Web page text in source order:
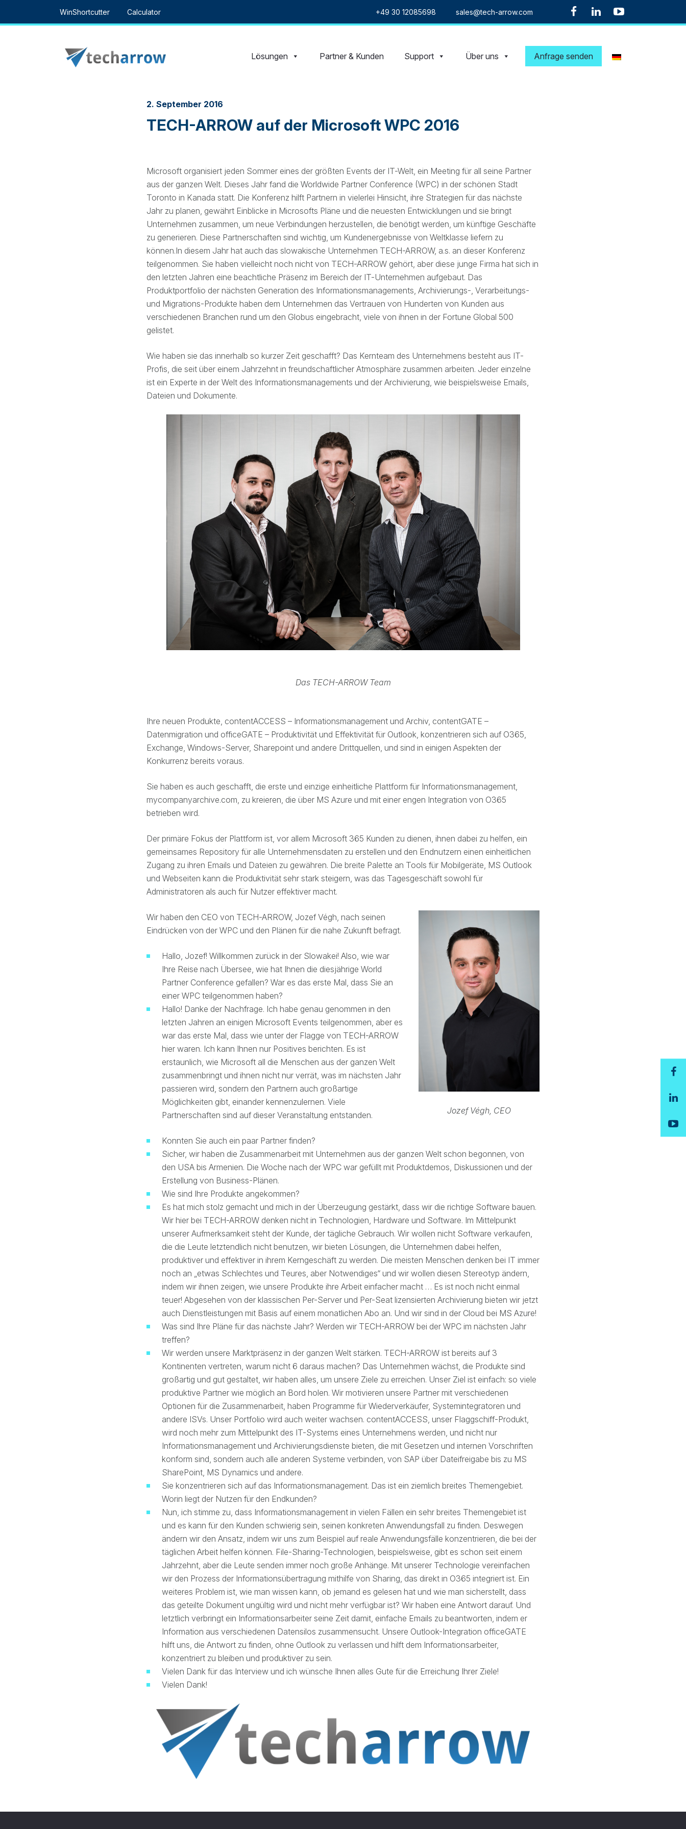
content
WinShortcutter Calculator +49 30 12085698 sales@tech-arrow.com
Lösungen Partner & Kunden Support Über uns Anfrage senden
2. September 2016
TECH-ARROW auf der Microsoft WPC 2016
Microsoft organisiert jeden Sommer eines der größten Events der IT-Welt, ein Meeting für all seine Partner
aus der ganzen Welt. Dieses Jahr fand die Worldwide Partner Conference (WPC) in der schönen Stadt
Toronto in Kanada statt. Die Konferenz hilft Partnern in vielerlei Hinsicht, ihre Strategien für das nächste
Jahr zu planen, gewährt Einblicke in Microsofts Pläne und die neuesten Entwicklungen und sie bringt
Unternehmen zusammen, um neue Verbindungen herzustellen, die benötigt werden, um künftige Geschäfte
zu generieren. Diese Partnerschaften sind wichtig, um Kundenergebnisse von Weltklasse liefern zu
können.In diesem Jahr hat auch das slowakische Unternehmen TECH-ARROW, a.s. an dieser Konferenz
teilgenommen. Sie haben vielleicht noch nicht von TECH-ARROW gehört, aber diese junge Firma hat sich in
den letzten Jahren eine beachtliche Präsenz im Bereich der IT-Unternehmen aufgebaut. Das
Produktportfolio der nächsten Generation des Informationsmanagements, Archivierungs-, Verarbeitungs-
und Migrations-Produkte haben dem Unternehmen das Vertrauen von Hunderten von Kunden aus
verschiedenen Branchen rund um den Globus eingebracht, viele von ihnen in der Fortune Global 500
gelistet.
Wie haben sie das innerhalb so kurzer Zeit geschafft? Das Kernteam des Unternehmens besteht aus IT-
Profis, die seit über einem Jahrzehnt in freundschaftlicher Atmosphäre zusammen arbeiten. Jeder einzelne
ist ein Experte in der Welt des Informationsmanagements und der Archivierung, wie beispielsweise Emails,
Dateien und Dokumente.
Das TECH-ARROW Team
Ihre neuen Produkte, contentACCESS – Informationsmanagement und Archiv, contentGATE –
Datenmigration und officeGATE – Produktivität und Effektivität für Outlook, konzentrieren sich auf O365,
Exchange, Windows-Server, Sharepoint und andere Drittquellen, und sind in einigen Aspekten der
Konkurrenz bereits voraus.
Sie haben es auch geschafft, die erste und einzige einheitliche Plattform für Informationsmanagement,
mycompanyarchive.com, zu kreieren, die über MS Azure und mit einer engen Integration von O365
betrieben wird.
Der primäre Fokus der Plattform ist, vor allem Microsoft 365 Kunden zu dienen, ihnen dabei zu helfen, ein
gemeinsames Repository für alle Unternehmensdaten zu erstellen und den Endnutzern einen einheitlichen
Zugang zu ihren Emails und Dateien zu gewähren. Die breite Palette an Tools für Mobilgeräte, MS Outlook
und Webseiten kann die Produktivität sehr stark steigern, was das Tagesgeschäft sowohl für
Administratoren als auch für Nutzer effektiver macht.
Wir haben den CEO von TECH-ARROW, Jozef Végh, nach seinen
Eindrücken von der WPC und den Plänen für die nahe Zukunft befragt.
Hallo, Jozef! Willkommen zurück in der Slowakei! Also, wie war
Ihre Reise nach Übersee, wie hat Ihnen die diesjährige World
Partner Conference gefallen? War es das erste Mal, dass Sie an
einer WPC teilgenommen haben?
Hallo! Danke der Nachfrage. Ich habe genau genommen in den
letzten Jahren an einigen Microsoft Events teilgenommen, aber es
war das erste Mal, dass wie unter der Flagge von TECH-ARROW
hier waren. Ich kann Ihnen nur Positives berichten. Es ist
erstaunlich, wie Microsoft all die Menschen aus der ganzen Welt
zusammenbringt und ihnen nicht nur verrät, was im nächsten Jahr
passieren wird, sondern den Partnern auch großartige
Möglichkeiten gibt, einander kennenzulernen. Viele
Partnerschaften sind auf dieser Veranstaltung entstanden.
Jozef Végh, CEO
Konnten Sie auch ein paar Partner finden?
Sicher, wir haben die Zusammenarbeit mit Unternehmen aus der ganzen Welt schon begonnen, von
den USA bis Armenien. Die Woche nach der WPC war gefüllt mit Produktdemos, Diskussionen und der
Erstellung von Business-Plänen.
Wie sind Ihre Produkte angekommen?
Es hat mich stolz gemacht und mich in der Überzeugung gestärkt, dass wir die richtige Software bauen.
Wir hier bei TECH-ARROW denken nicht in Technologien, Hardware und Software. Im Mittelpunkt
unserer Aufmerksamkeit steht der Kunde, der tägliche Gebrauch. Wir wollen nicht Software verkaufen,
die die Leute letztendlich nicht benutzen, wir bieten Lösungen, die Unternehmen dabei helfen,
produktiver und effektiver in ihrem Kerngeschäft zu werden. Die meisten Menschen denken bei IT immer
noch an „etwas Schlechtes und Teures, aber Notwendiges“ und wir wollen diesen Stereotyp ändern,
indem wir ihnen zeigen, wie unsere Produkte ihre Arbeit einfacher macht … Es ist noch nicht einmal
teuer! Abgesehen von der klassischen Per-Server und Per-Seat lizensierten Archivierung bieten wir jetzt
auch Dienstleistungen mit Basis auf einem monatlichen Abo an. Und wir sind in der Cloud bei MS Azure!
Was sind Ihre Pläne für das nächste Jahr? Werden wir TECH-ARROW bei der WPC im nächsten Jahr
treffen?
Wir werden unsere Marktpräsenz in der ganzen Welt stärken. TECH-ARROW ist bereits auf 3
Kontinenten vertreten, warum nicht 6 daraus machen? Das Unternehmen wächst, die Produkte sind
großartig und gut gestaltet, wir haben alles, um unsere Ziele zu erreichen. Unser Ziel ist einfach: so viele
produktive Partner wie möglich an Bord holen. Wir motivieren unsere Partner mit verschiedenen
Optionen für die Zusammenarbeit, haben Programme für Wiederverkäufer, Systemintegratoren und
andere ISVs. Unser Portfolio wird auch weiter wachsen. contentACCESS, unser Flaggschiff-Produkt,
wird noch mehr zum Mittelpunkt des IT-Systems eines Unternehmens werden, und nicht nur
Informationsmanagement und Archivierungsdienste bieten, die mit Gesetzen und internen Vorschriften
konform sind, sondern auch alle anderen Systeme verbinden, von SAP über Dateifreigabe bis zu MS
SharePoint, MS Dynamics und andere.
Sie konzentrieren sich auf das Informationsmanagement. Das ist ein ziemlich breites Themengebiet.
Worin liegt der Nutzen für den Endkunden?
Nun, ich stimme zu, dass Informationsmanagement in vielen Fällen ein sehr breites Themengebiet ist
und es kann für den Kunden schwierig sein, seinen konkreten Anwendungsfall zu finden. Deswegen
ändern wir den Ansatz, indem wir uns zum Beispiel auf reale Anwendungsfälle konzentrieren, die bei der
täglichen Arbeit helfen können. File-Sharing-Technologien, beispielsweise, gibt es schon seit einem
Jahrzehnt, aber die Leute senden immer noch große Anhänge. Mit unserer Technologie vereinfachen
wir den Prozess der Informationsübertragung mithilfe von Sharing, das direkt in O365 integriert ist. Ein
weiteres Problem ist, wie man wissen kann, ob jemand es gelesen hat und wie man sicherstellt, dass
das geteilte Dokument ungültig wird und nicht mehr verfügbar ist? Wir haben eine Antwort darauf. Und
letztlich verbringt ein Informationsarbeiter seine Zeit damit, einfache Emails zu beantworten, indem er
Information aus verschiedenen Datensilos zusammensucht. Unsere Outlook-Integration officeGATE
hilft uns, die Antwort zu finden, ohne Outlook zu verlassen und hilft dem Informationsarbeiter,
konzentriert zu bleiben und produktiver zu sein.
Vielen Dank für das Interview und ich wünsche Ihnen alles Gute für die Erreichung Ihrer Ziele!
Vielen Dank!